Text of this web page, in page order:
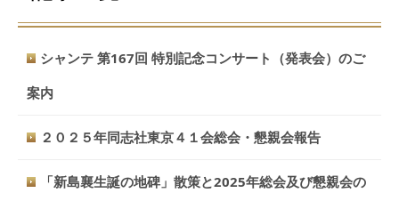
シャンテ 第167回 特別記念コンサート（発表会）のご
案内
２０２５年同志社東京４１会総会・懇親会報告
「新島襄生誕の地碑」散策と2025年総会及び懇親会の